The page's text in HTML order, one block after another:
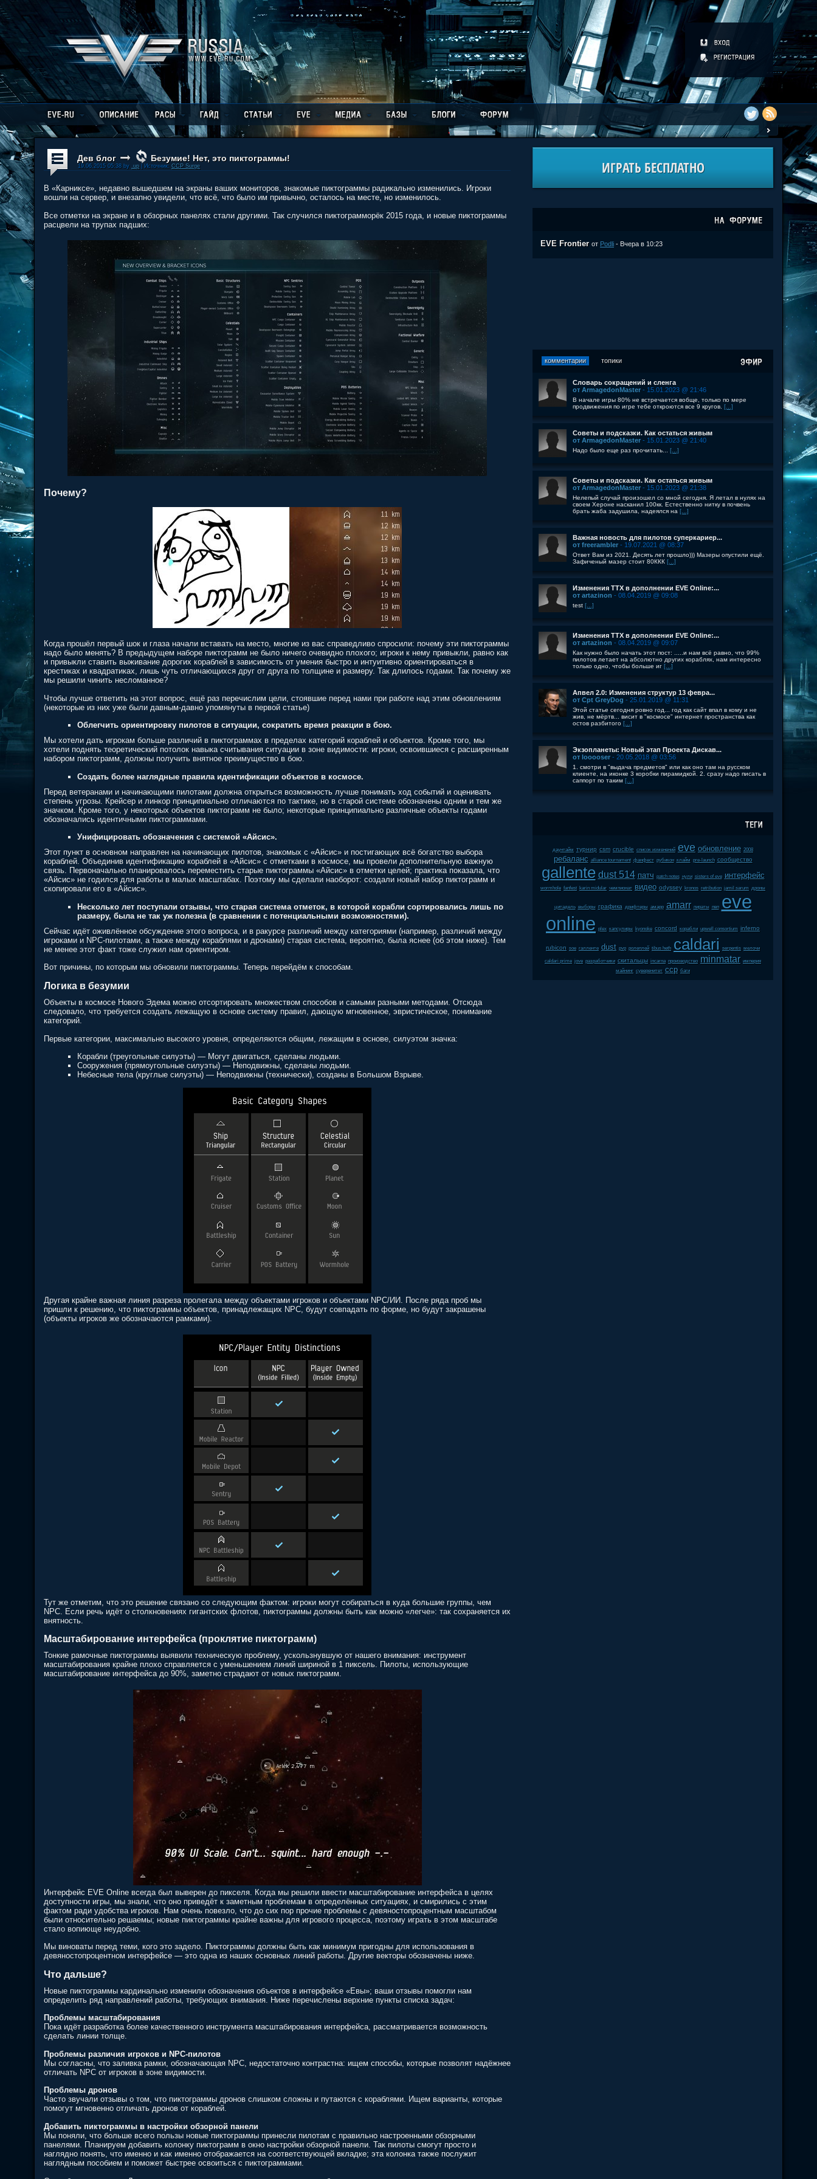
Дев блог Безумие! Нет, это пиктограммы!
19.06.2015 05:38 by .up| Источник: CCP Surge
В «Карниксе», недавно вышедшем на экраны ваших мониторов, знакомые пиктограммы радикально изменились. Игроки
вошли на сервер, и внезапно увидели, что всё, что было им привычно, осталось на месте, но изменилось.
Все отметки на экране и в обзорных панелях стали другими. Так случился пиктограмморёк 2015 года, и новые пиктограммы
расцвели на трупах падших:
Почему?
Когда прошёл первый шок и глаза начали вставать на место, многие из вас справедливо спросили: почему эти пиктограммы
надо было менять? В предыдущем наборе пиктограмм не было ничего очевидно плохого; игроки к нему привыкли, равно как
и привыкли ставить выживание дорогих кораблей в зависимость от умения быстро и интуитивно ориентироваться в
крестиках и квадратиках, лишь чуть отличающихся друг от друга по толщине и размеру. Так длилось годами. Так почему же
мы решили чинить несломанное?
Чтобы лучше ответить на этот вопрос, ещё раз перечислим цели, стоявшие перед нами при работе над этим обновлениям
(некоторые из них уже были давным-давно упомянуты в первой статье)
Облегчить ориентировку пилотов в ситуации, сократить время реакции в бою.
Мы хотели дать игрокам больше различий в пиктограммах в пределах категорий кораблей и объектов. Кроме того, мы
хотели поднять теоретический потолок навыка считывания ситуации в зоне видимости: игроки, освоившиеся с расширенным
набором пиктограмм, должны получить внятное преимущество в бою.
Создать более наглядные правила идентификации объектов в космосе.
Перед ветеранами и начинающими пилотами должна открыться возможность лучше понимать ход событий и оценивать
степень угрозы. Крейсер и линкор принципиально отличаются по тактике, но в старой системе обозначены одним и тем же
значком. Кроме того, у некоторых объектов пиктограмм не было; некоторые принципиально различные объекты годами
обозначались идентичными пиктограммами.
Унифицировать обозначения с системой «Айсис».
Этот пункт в основном направлен на начинающих пилотов, знакомых с «Айсис» и постигающих всё богатство выбора
кораблей. Объединив идентификацию кораблей в «Айсис» с отметками в космосе, мы провели дополнительную важную
связь. Первоначально планировалось переместить старые пиктограммы «Айсис» в отметки целей; практика показала, что
«Айсис» не годился для работы в малых масштабах. Поэтому мы сделали наоборот: создали новый набор пиктограмм и
скопировали его в «Айсис».
Несколько лет поступали отзывы, что старая система отметок, в которой корабли сортировались лишь по
размеру, была не так уж полезна (в сравнении с потенциальными возможностями).
Сейчас идёт оживлённое обсуждение этого вопроса, и в ракурсе различий между категориями (например, различий между
игроками и NPC-пилотами, а также между кораблями и дронами) старая система, вероятно, была яснее (об этом ниже). Тем
не менее этот факт тоже служил нам ориентиром.
Вот причины, по которым мы обновили пиктограммы. Теперь перейдём к способам.
Логика в безумии
Объекты в космосе Нового Эдема можно отсортировать множеством способов и самыми разными методами. Отсюда
следовало, что требуется создать лежащую в основе систему правил, дающую мгновенное, эвристическое, понимание
категорий.
Первые категории, максимально высокого уровня, определяются общим, лежащим в основе, силуэтом значка:
Корабли (треугольные силуэты) — Могут двигаться, сделаны людьми.
Сооружения (прямоугольные силуэты) — Неподвижны, сделаны людьми.
Небесные тела (круглые силуэты) — Неподвижны (технически), созданы в Большом Взрыве.
Другая крайне важная линия разреза пролегала между объектами игроков и объектами NPC/ИИ. После ряда проб мы
пришли к решению, что пиктограммы объектов, принадлежащих NPC, будут совпадать по форме, но будут закрашены
(объекты игроков же обозначаются рамками).
Тут же отметим, что это решение связано со следующим фактом: игроки могут собираться в куда большие группы, чем
NPC. Если речь идёт о столкновениях гигантских флотов, пиктограммы должны быть как можно «легче»: так сохраняется их
внятность.
Масштабирование интерфейса (проклятие пиктограмм)
Тонкие рамочные пиктограммы выявили техническую проблему, ускользнувшую от нашего внимания: инструмент
масштабирования крайне плохо справляется с уменьшением линий шириной в 1 пиксель. Пилоты, использующие
масштабирование интерфейса до 90%, заметно страдают от новых пиктограмм.
Интерфейс EVE Online всегда был выверен до пикселя. Когда мы решили ввести масштабирование интерфейса в целях
доступности игры, мы знали, что оно приведёт к заметным проблемам в определённых ситуациях, и смирились с этим
фактом ради удобства игроков. Нам очень повезло, что до сих пор прочие проблемы с девяностопроцентным масштабом
были относительно решаемы; новые пиктограммы крайне важны для игрового процесса, поэтому играть в этом масштабе
стало вопиюще неудобно.
Мы виноваты перед теми, кого это задело. Пиктограммы должны быть как минимум пригодны для использования в
девяностопроцентном интерфейсе — это одна из наших основных линий работы. Другие векторы обозначены ниже.
Что дальше?
Новые пиктограммы кардинально изменили обозначения объектов в интерфейсе «Евы»; ваши отзывы помогли нам
определить ряд направлений работы, требующих внимания. Ниже перечислены верхние пункты списка задач:
Проблемы масштабирования
Пока идёт разработка более качественного инструмента масштабирования интерфейса, рассматривается возможность
сделать линии толще.
Проблемы различия игроков и NPC-пилотов
Мы согласны, что заливка рамки, обозначающая NPC, недостаточно контрастна: ищем способы, которые позволят надёжнее
отличать NPC от игроков в зоне видимости.
Проблемы дронов
Часто звучали отзывы о том, что пиктограммы дронов слишком сложны и путаются с кораблями. Ищем варианты, которые
помогут мгновенно отличать дронов от кораблей.
Добавить пиктограммы в настройки обзорной панели
Мы поняли, что больше всего пользы новые пиктограммы принесли пилотам с правильно настроенными обзорными
панелями. Планируем добавить колонку пиктограмм в окно настройки обзорной панели. Так пилоты смогут просто и
наглядно понять, что именно и как именно отображается на соответствующей вкладке; эта колонка также послужит
наглядным пособием и поможет быстрее освоиться с пиктограммами.
ИГРАТЬ БЕСПЛАТНО
EVE Frontier от Podli - Вчера в 10:23
комментарии топики
Словарь сокращений и сленга
от ArmagedonMaster - 15.01.2023 @ 21:46
В начале игры 80% не встречается вобще, только по мере
продвижения по игре тебе откроются все 9 кругов. [...]
Советы и подсказки. Как остаться живым
от ArmagedonMaster - 15.01.2023 @ 21:40
Надо было еще раз прочитать... [...]
Советы и подсказки. Как остаться живым
от ArmagedonMaster - 15.01.2023 @ 21:38
Нелепый случай произошел со мной сегодня. Я летал в нулях на
своем Хероне насканил 100кк. Естественно нитку в почвень
брать жаба задушила, надеялся на [...]
Важная новость для пилотов суперкариер...
от freerambler - 19.07.2021 @ 08:37
Ответ Вам из 2021. Десять лет прошло))) Мазеры опустили ещё.
Зафиченый мазер стоит 80ККК [...]
Изменения ТТХ в дополнении EVE Online:...
от artazinon - 08.04.2019 @ 09:08
test [...]
Изменения ТТХ в дополнении EVE Online:...
от artazinon - 08.04.2019 @ 09:07
Как нужно было начать этот пост: .....и нам всё равно, что 99%
пилотов летает на абсолютно других кораблях, нам интересно
только одно, чтобы больше иг [...]
Апвел 2.0: Изменения структур 13 февра...
от Cpt GreyDog - 25.01.2019 @ 11:31
Этой статье сегодня ровно год... год как сайт впал в кому и не
жив, не мёртв... висит в "космосе" интернет пространства как
остов разбитого [...]
Экзопланеты: Новый этап Проекта Дискав...
от looooser - 20.05.2018 @ 03:56
1. смотри в "выдача предметов" или как оно там на русском
клиенте, на иконке 3 коробки пирамидкой. 2. сразу надо писать в
саппорт по таким [...]
даунтайм турнир csm crucible список изменений eve обновление 2008
ребаланс alliance tournament фанфест рубикон клайм pre-launch сообщество
gallente dust 514 патч patch notes нули sisters of eve интерфейс
wormhole fanfest karin midular чемпионат видео odyssey kronos retribution jamil sarum дроны
цитадель выборы графика дрифтеры амарр amarr пираты пвп
eve
online plex капсулиры kyonoke concord корабли upwell consortium inferno
rubicon soe галленте dust pvp ролеплей tibus heth caldari serpentis мелочи
caldari prime jove разработчики скитальцы incarna производство minmatar империя
майнинг суверенитет ccp баги